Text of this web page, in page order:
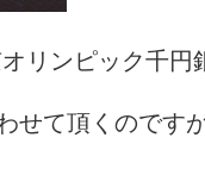
リンピック千円
せて頂くのです